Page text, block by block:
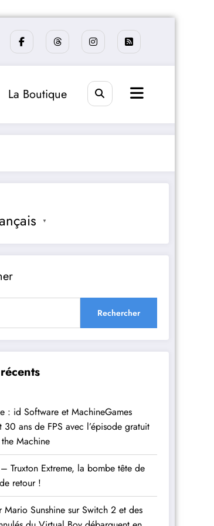
La Boutique
▼
Rechercher
: id Software et MachineGames
30 ans de FPS avec l’épisode gratuit
Machine
– Truxton Extreme, la bombe tête de
retour !
Mario Sunshine sur Switch 2 et des